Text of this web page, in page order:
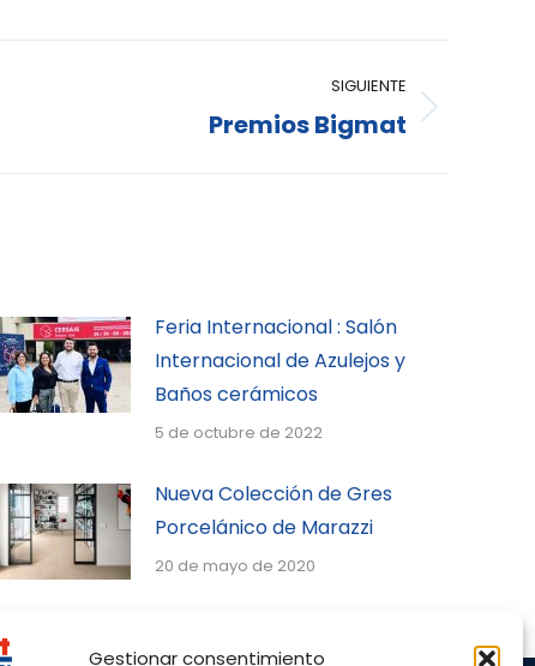
Gestionar consentimiento
SIGUIENTE
Premios Bigmat
Feria Internacional : Salón
Internacional de Azulejos y
Baños cerámicos
5 de octubre de 2022
Nueva Colección de Gres
Porcelánico de Marazzi
20 de mayo de 2020